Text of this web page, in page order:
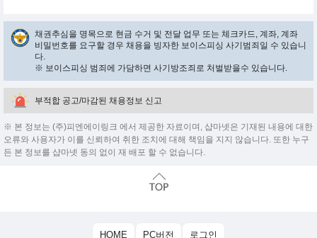
채권추심을 명목으로 현금 수거 및 전달 업무 또는 체크카드, 계좌, 계좌
비밀번호를 요구할 경우 채용을 빙자한 보이스피싱 사기범죄일 수 있습니
다.
※ 보이스피싱 범죄에 가담하면 사기방조죄로 처벌받을수 있습니다.
부적합 공고/마감된 채용정보 신고
※ 본 정보는 (주)피엔에이링크 에서 제공한 자료이며, 샵마넷은 기재된 내용에 대한
오류와 사용자가 이를 신뢰하여 취한 조치에 대해 책임을 지지 않습니다. 또한 누구
든 본 정보를 샵마넷 동의 없이 재 배포 할 수 없습니다.
HOME PC버전 로그인